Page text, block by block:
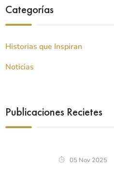
Categorías
Historias que Inspiran
Noticias
Publicaciones Recietes
05 Nov 2025